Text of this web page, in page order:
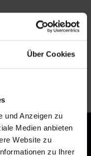
Über Cookies
und Anzeigen zu
Medien anbieten
Website zu
zu Ihrer